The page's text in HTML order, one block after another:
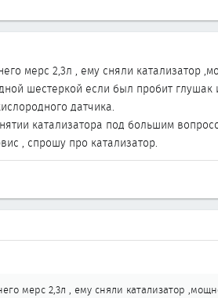
мерс 2,3л , ему сняли катализатор
шестеркой если был пробит
датчика.
катализатора под большим
, спрошу про катализатор.
мерс 2,3л , ему сняли катализатор